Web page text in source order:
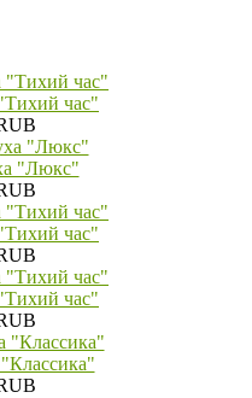
час"
"Люкс"
час"
час"